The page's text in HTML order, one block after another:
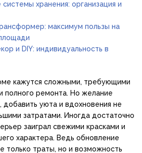
хранения: организация и
максимум пользы на
и DIY: индивидуальность в
кажутся сложными, требующими
полного ремонта. Но желание
добавить уюта и вдохновения не
затратами. Иногда достаточно
заиграл свежими красками и
характера. Ведь обновление
только траты, но и возможность